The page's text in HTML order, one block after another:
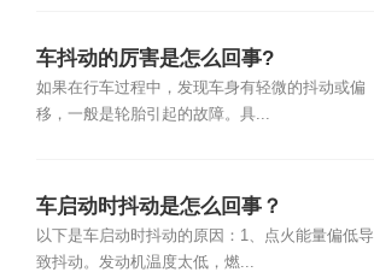
车抖动的厉害是怎么回事?
如果在行车过程中，发现车身有轻微的抖动或偏
移，一般是轮胎引起的故障。具...
车启动时抖动是怎么回事？
以下是车启动时抖动的原因：1、点火能量偏低导
致抖动。发动机温度太低，燃...